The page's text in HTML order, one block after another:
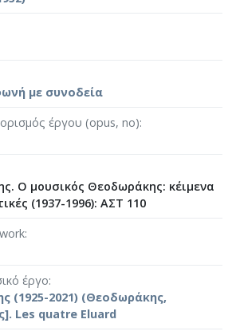
με συνοδεία
έργου (opus, no)
Ο μουσικός Θεοδωράκης: κέιμενα
(1937-1996): ΑΣΤ 110
έργο
(1925-2021) (Θεοδωράκης,
Les quatre Eluard